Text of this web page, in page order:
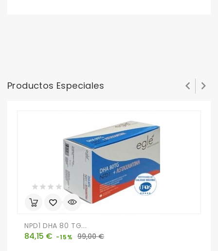
Productos Especiales
NPD1 DHA 80 TG...
Precio
84,15 € -15%
Precio
99,00 €
 